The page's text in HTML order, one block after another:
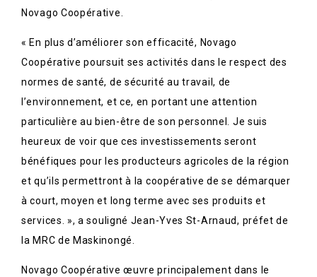
Novago Coopérative.
« En plus d’améliorer son efficacité, Novago
Coopérative poursuit ses activités dans le respect des
normes de santé, de sécurité au travail, de
l’environnement, et ce, en portant une attention
particulière au bien-être de son personnel. Je suis
heureux de voir que ces investissements seront
bénéfiques pour les producteurs agricoles de la région
et qu’ils permettront à la coopérative de se démarquer
à court, moyen et long terme avec ses produits et
services. », a souligné Jean-Yves St-Arnaud, préfet de
la MRC de Maskinongé.
Novago Coopérative œuvre principalement dans le